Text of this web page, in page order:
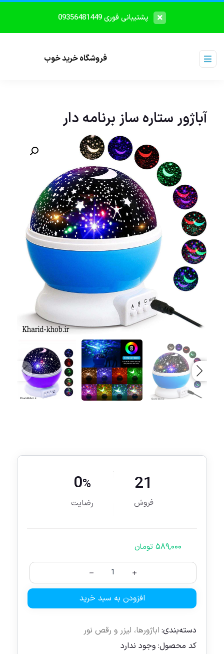
پشتیبانی فوری 09356481449
فروشگاه خرید خوب
آباژور ستاره ساز برنامه دار
21
فروش
0%
رضایت
۵۸۹,۰۰۰ تومان
افزودن به سبد خرید
دسته‌بندی: اباژورها، لیزر و رقص نور
کد محصول: وجود ندارد